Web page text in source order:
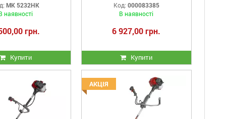
МК 5232НК
наявності
грн.
Купити
Код: 000083385
В наявності
6 927,00 грн.
Купити
АКЦІЯ